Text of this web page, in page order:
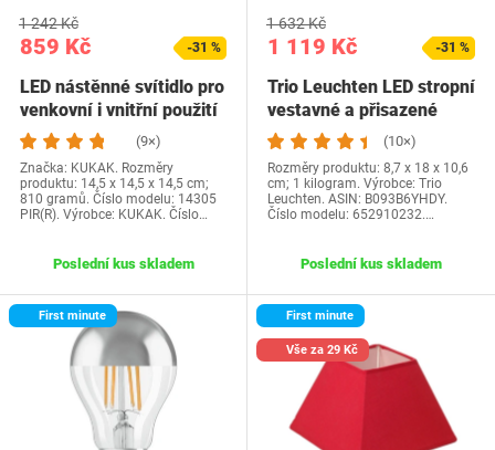
859 Kč
1 242 Kč
-31 %
LED nástěnné svítidlo pro
venkovní i vnitřní použití
s…
(9×)
Značka: KUKAK. Rozměry
produktu: 14,5 x 14,5 x 14,5 cm;
810 gramů. Číslo modelu: 14305
PIR(R). Výrobce: KUKAK. Číslo…
Poslední kus skladem
1 119 Kč
1 632 Kč
-31 %
Trio Leuchten LED stropní
vestavné a přisazené
svítidlo…
(10×)
Rozměry produktu: 8,7 x 18 x 10,6
cm; 1 kilogram. Výrobce: Trio
Leuchten. ASIN: B093B6YHDY.
Číslo modelu: 652910232.…
Poslední kus skladem
First minute First minute
Vše za 29 Kč